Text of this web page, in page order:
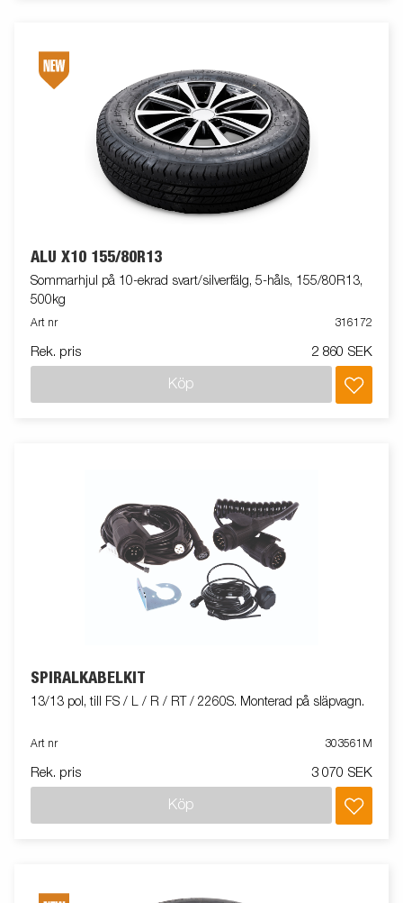
ALU X10 155/80R13
Sommarhjul på 10-ekrad svart/silverfälg, 5-håls, 155/80R13,
500kg
Art nr 316172
Rek. pris 2 860 SEK
Köp
SPIRALKABELKIT
13/13 pol, till FS / L / R / RT / 2260S. Monterad på släpvagn.
Art nr 303561M
Rek. pris 3 070 SEK
Köp